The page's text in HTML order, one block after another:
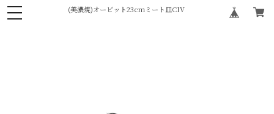
(美濃焼)オービット23cmミート皿CIV